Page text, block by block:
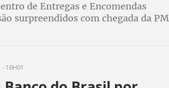
de Entregas e Encomendas
surpreendidos com chegada da PM
16H01